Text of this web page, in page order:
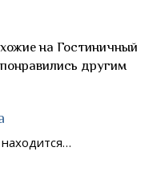
на Гостиничный
другим